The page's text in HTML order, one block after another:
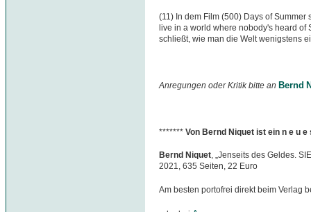
(11) In dem Film (500) Days of
live in a world where nobody's heard of
schließt, wie man die Welt wenigstens
Anregungen oder Kritik bitte an Bernd
******* Von Bernd Niquet ist ein n e u
Bernd Niquet, „Jenseits des Geldes.
2021, 635 Seiten, 22 Euro
Am besten portofrei direkt beim Verlag